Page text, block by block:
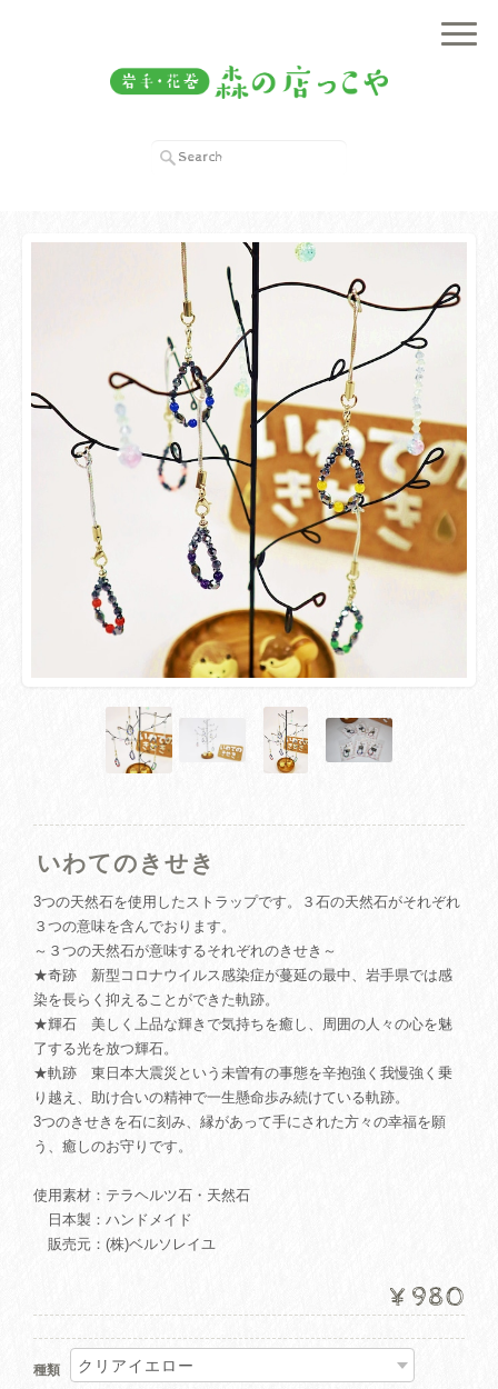
いわてのきせき
3つの天然石を使用したストラップです。３石の天然石がそれぞれ
３つの意味を含んでおります。
～３つの天然石が意味するそれぞれのきせき～
★奇跡 新型コロナウイルス感染症が蔓延の最中、岩手県では感
染を長らく抑えることができた軌跡。
★輝石 美しく上品な輝きで気持ちを癒し、周囲の人々の心を魅
了する光を放つ輝石。
★軌跡 東日本大震災という未曽有の事態を辛抱強く我慢強く乗
り越え、助け合いの精神で一生懸命歩み続けている軌跡。
3つのきせきを石に刻み、縁があって手にされた方々の幸福を願
う、癒しのお守りです。
使用素材：テラヘルツ石・天然石
日本製：ハンドメイド
販売元：(株)ベルソレイユ
¥980
種類